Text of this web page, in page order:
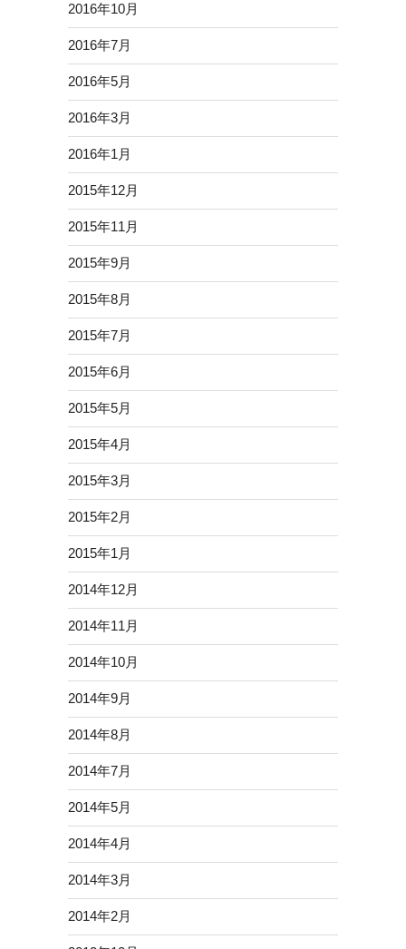
2016年10月
2016年7月
2016年5月
2016年3月
2016年1月
2015年12月
2015年11月
2015年9月
2015年8月
2015年7月
2015年6月
2015年5月
2015年4月
2015年3月
2015年2月
2015年1月
2014年12月
2014年11月
2014年10月
2014年9月
2014年8月
2014年7月
2014年5月
2014年4月
2014年3月
2014年2月